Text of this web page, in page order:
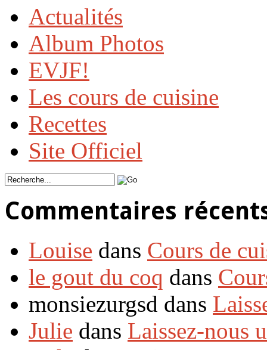
Actualités
Album Photos
EVJF!
Les cours de cuisine
Recettes
Site Officiel
Commentaires
Louise dans Cours de
le gout du coq dans
monsiezurgsd dans
Julie dans Laissez-nous